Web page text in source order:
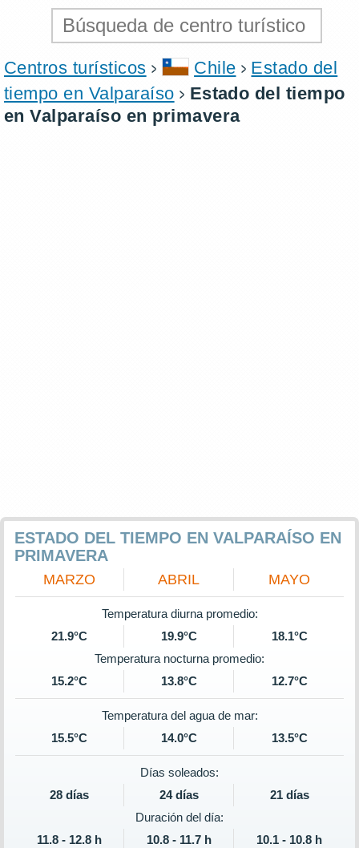
Centros turísticos Chile
Estado del
tiempo en Valparaíso
Estado del tiempo
en Valparaíso en primavera
ESTADO DEL TIEMPO EN VALPARAÍSO EN
PRIMAVERA
MARZO ABRIL MAYO
Temperatura diurna promedio:
21.9°C
19.9°C
18.1°C
Temperatura nocturna promedio:
15.2°C
13.8°C 12.7°C
Temperatura del agua de mar:
15.5°C
14.0°C 13.5°C
Días soleados:
28 días
24 días
21 días
Duración del día:
11.8 - 12.8 h
10.8 - 11.7 h 10.1 - 10.8 h